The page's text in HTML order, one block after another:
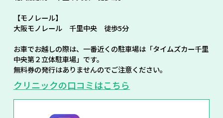
【モノレール】
大阪モノレール 千里中央 徒歩5分
お車でお越しの際は、一番近くの駐車場は「タイムズカー千里
中央第２立体駐車場」です。
無料券の発行はありませんのでご注意ください。
クリニックの口コミはこちら